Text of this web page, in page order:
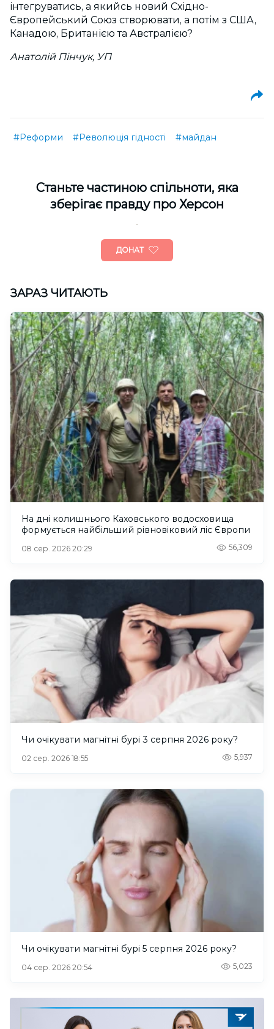
інтегруватись, а якийсь новий Східно-
Європейський Союз створювати, а потім з США,
Канадою, Британією та Австралією?
Анатолій Пінчук, УП
#Реформи #Революція гідності #майдан
Cтаньте частиною спільноти, яка
зберігає правду про Херсон
ДОНАТ
ЗАРАЗ ЧИТАЮТЬ
На дні колишнього Каховського водосховища
формується найбільший рівновіковий ліс Європи
08 сер. 2026 20:29 56,309
Чи очікувати магнітні бурі 3 серпня 2026 року?
02 сер. 2026 18:55 5,937
Чи очікувати магнітні бурі 5 серпня 2026 року?
04 сер. 2026 20:54 5,023